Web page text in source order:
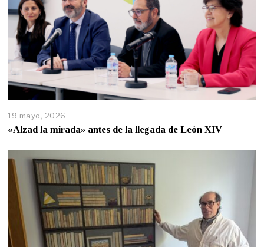
19 mayo, 2026
«Alzad la mirada» antes de la llegada de León XIV